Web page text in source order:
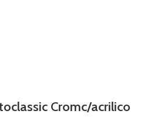
Cromc/acrilico